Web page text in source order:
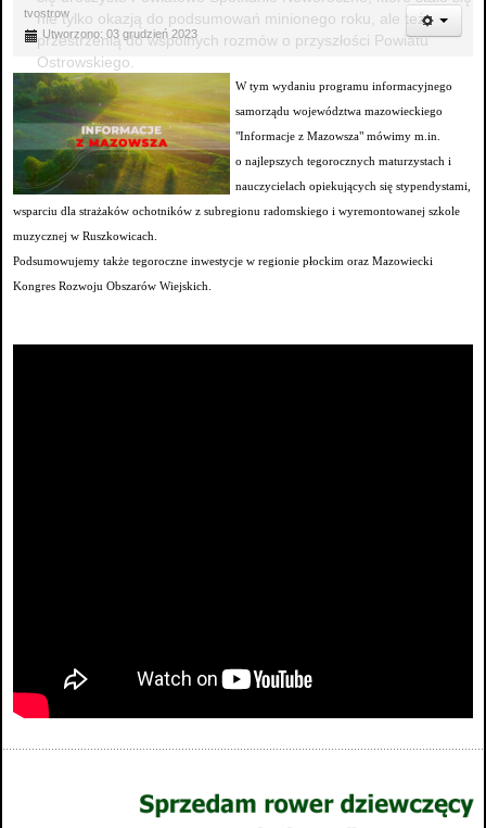
nie tylko okazją do podsumowań minionego roku, ale też
przestrzenią do wspólnych rozmów o przyszłości Powiatu
Ostrowskiego.
tvostrow
Utworzono: 03 grudzień 2023
W tym wydaniu programu informacyjnego
samorządu województwa mazowieckiego
"Informacje z Mazowsza" mówimy m.in.
o najlepszych tegorocznych maturzystach i
nauczycielach opiekujących się stypendystami,
wsparciu dla strażaków ochotników z subregionu radomskiego i wyremontowanej szkole
muzycznej w Ruszkowicach.
Podsumowujemy także tegoroczne inwestycje w regionie płockim oraz Mazowiecki
Kongres Rozwoju Obszarów Wiejskich.